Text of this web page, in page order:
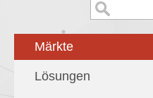
Märkte
Lösungen